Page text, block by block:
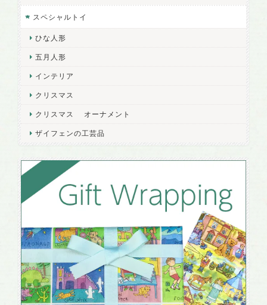
スペシャルトイ
ひな人形
五月人形
インテリア
クリスマス
クリスマス オーナメント
ザイフェンの工芸品